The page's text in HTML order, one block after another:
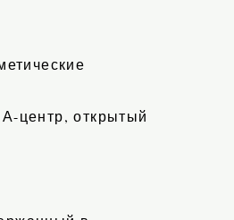
центр, открытый